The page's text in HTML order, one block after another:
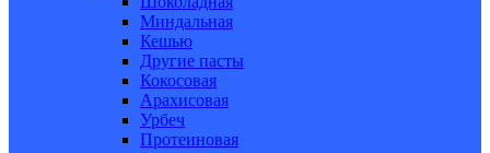
Миндальная
Кешью
Другие пасты
Кокосовая
Арахисовая
Урбеч
Протеиновая